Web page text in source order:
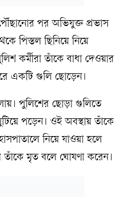
পর অভিযুক্ত প্রভাস
পিস্তল ছিনিয়ে নিয়ে
কর্মীরা তাঁকে বাধা দেওয়ার
একটি গুলি ছোড়েন।
পুলিশের ছোড়া গুলিতে
পড়েন। ওই অবস্থায় তাঁকে
নিয়ে যাওয়া হলে
তাঁকে মৃত বলে ঘোষণা করেন।